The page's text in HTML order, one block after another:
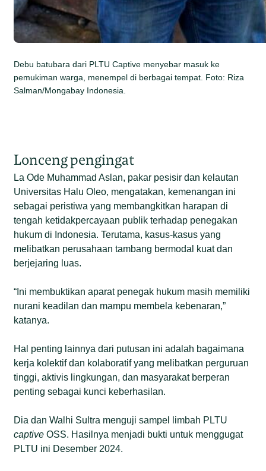
Debu batubara dari PLTU Captive menyebar masuk ke
pemukiman warga, menempel di berbagai tempat. Foto: Riza
Salman/Mongabay Indonesia.
Lonceng pengingat
La Ode Muhammad Aslan, pakar pesisir dan kelautan
Universitas Halu Oleo, mengatakan, kemenangan ini
sebagai peristiwa yang membangkitkan harapan di
tengah ketidakpercayaan publik terhadap penegakan
hukum di Indonesia. Terutama, kasus-kasus yang
melibatkan perusahaan tambang bermodal kuat dan
berjejaring luas.
“Ini membuktikan aparat penegak hukum masih memiliki
nurani keadilan dan mampu membela kebenaran,”
katanya.
Hal penting lainnya dari putusan ini adalah bagaimana
kerja kolektif dan kolaboratif yang melibatkan perguruan
tinggi, aktivis lingkungan, dan masyarakat berperan
penting sebagai kunci keberhasilan.
Dia dan Walhi Sultra menguji sampel limbah PLTU
captive OSS. Hasilnya menjadi bukti untuk menggugat
PLTU ini Desember 2024.